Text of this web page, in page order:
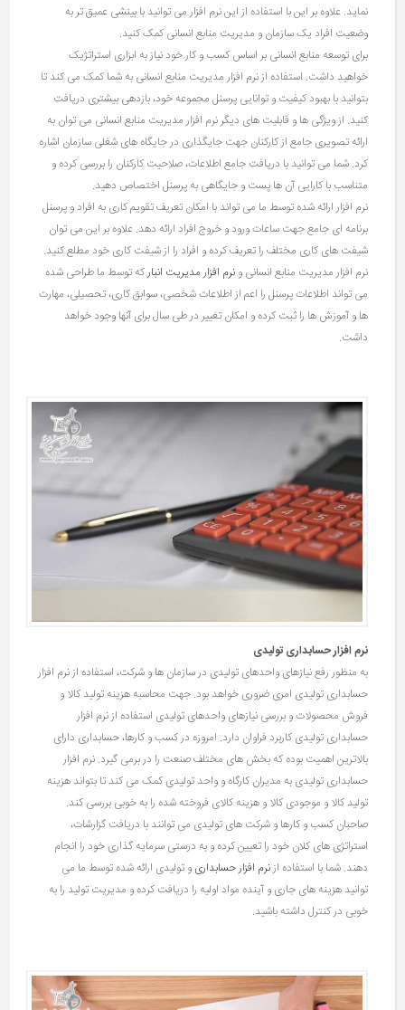
نماید. علاوه بر این با استفاده از این نرم افزار می توانید با بینشی عمیق تر به
وضعیت افراد یک سازمان و مدیریت منابع انسانی کمک کنید.
برای توسعه منابع انسانی بر اساس کسب و کار خود نیاز به ابزاری استراتژیک
خواهید داشت. استفاده از نرم افزار مدیریت منابع انسانی به شما کمک می کند تا
بتوانید با بهبود کیفیت و توانایی پرسنل مجموعه خود، بازدهی بیشتری دریافت
کنید. از ویژگی ها و قابلیت های دیگر نرم افزار مدیریت منابع انسانی می‌ توان به
ارائه تصویری جامع از کارکنان جهت جایگذاری در جایگاه های شغلی سازمان اشاره
کرد. شما می توانید با دریافت جامع اطلاعات، صلاحیت کارکنان را بررسی کرده و
متناسب با کارایی آن ها پست و جایگاهی به پرسنل اختصاص دهید.
نرم افزار ارائه شده توسط ما می تواند با امکان تعریف تقویم کاری به افراد و پرسنل
برنامه ای جامع جهت ساعات ورود و خروج افراد ارائه دهد. علاوه بر این می توان
شیفت های کاری مختلف را تعریف کرده و افراد را از شیفت کاری خود مطلع کنید.
نرم افزار مدیریت منابع انسانی ونرم افزار مدیریت انبار که توسط ما طراحی شده
می تواند اطلاعات پرسنل را اعم از اطلاعات شخصی، سوابق کاری، تحصیلی، مهارت
ها و آموزش ها را ثبت کرده و امکان تغییر در طی سال برای آنها وجود خواهد
داشت.
نرم افزار حسابداری تولیدی
به منظور رفع نیازهای واحدهای تولیدی در سازمان ها و شرکت، استفاده از نرم افزار
حسابداری تولیدی امری ضروری خواهد بود. جهت محاسبه هزینه تولید کالا و
فروش محصولات و بررسی نیازهای واحدهای تولیدی استفاده از نرم افزار
حسابداری تولیدی کاربرد فراوان دارد. امروزه در کسب و کارها، حسابداری دارای
بالاترین اهمیت بوده که بخش ‌های مختلف صنعت را در برمی ‌گیرد. نرم افزار
حسابداری تولیدی به مدیران کارگاه و واحد تولیدی کمک می کند تا بتواند هزینه
تولید کالا و موجودی کالا و هزینه کالای فروخته شده را به خوبی بررسی کند.
صاحبان کسب و کارها و شرکت های تولیدی می توانند با دریافت گزارشات،
استراتژی های کلان خود را تعیین کرده و به درستی سرمایه‌ گذاری خود را انجام
دهند. شما با استفاده ازنرم ‌افزار حسابداری و تولیدی ارائه شده توسط ما می
توانید هزینه های جاری و آینده مواد اولیه را دریافت کرده و مدیریت تولید را به
خوبی در کنترل داشته باشید.